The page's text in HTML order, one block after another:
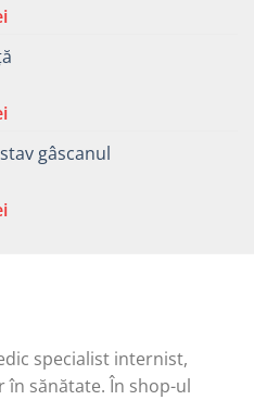
Prețul
este:
Prețul
este:gâscanul
Prețul
specialist internist,
sănătate. În shop-ul